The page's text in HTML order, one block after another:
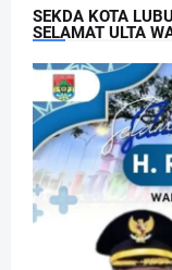
SEKDA KOTA
SELAMAT ULTA